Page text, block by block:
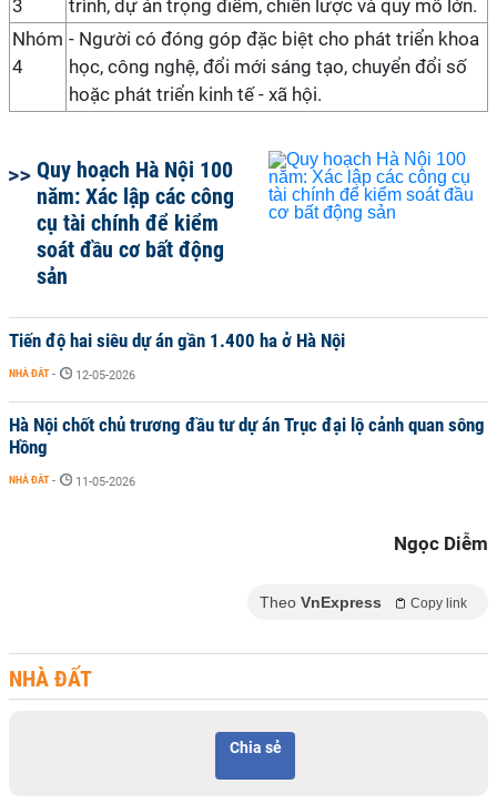
3
trình, dự án trọng điểm, chiến lược và quy mô lớn.
Nhóm
4
- Người có đóng góp đặc biệt cho phát triển khoa
học, công nghệ, đổi mới sáng tạo, chuyển đổi số
hoặc phát triển kinh tế - xã hội.
Quy hoạch Hà Nội 100
năm: Xác lập các công
cụ tài chính để kiểm
soát đầu cơ bất động
sản
Tiến độ hai siêu dự án gần 1.400 ha ở Hà Nội
NHÀ ĐẤT - 12-05-2026
Hà Nội chốt chủ trương đầu tư dự án Trục đại lộ cảnh quan sông
Hồng
NHÀ ĐẤT - 11-05-2026
Ngọc Diễm
Theo VnExpress Copy link
NHÀ ĐẤT
Chia sẻ